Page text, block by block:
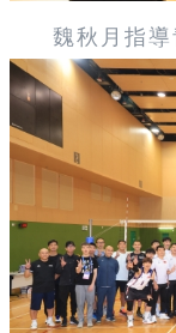
魏秋月指導